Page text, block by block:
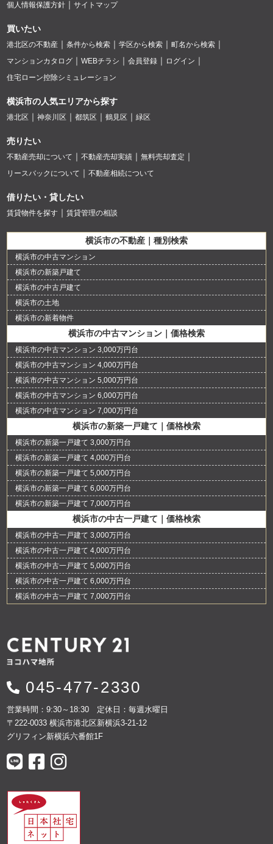
個人情報保護方針
サイトマップ
買いたい
港北区の不動産 条件から検索 学区から検索
町名から検索
マンションカタログ
WEBチラシ 会員登録
ログイン
住宅ローン控除シミュレーション
横浜市の人気エリアから探す
港北区 神奈川区 都筑区 鶴見区 緑区
売りたい
不動産売却について 不動産売却実績
無料売却査定
リースバックについて
不動産相続について
借りたい・貸したい
賃貸物件を探す 賃貸管理の相談
横浜市の不動産｜種別検索
横浜市の中古マンション
横浜市の新築戸建て
横浜市の中古戸建て
横浜市の土地
横浜市の新着物件
横浜市の中古マンション｜価格検索
横浜市の中古マンション 3,000万円台
横浜市の中古マンション 4,000万円台
横浜市の中古マンション 5,000万円台
横浜市の中古マンション 6,000万円台
横浜市の中古マンション 7,000万円台
横浜市の新築一戸建て｜価格検索
横浜市の新築一戸建て 3,000万円台
横浜市の新築一戸建て 4,000万円台
横浜市の新築一戸建て 5,000万円台
横浜市の新築一戸建て 6,000万円台
横浜市の新築一戸建て 7,000万円台
横浜市の中古一戸建て｜価格検索
横浜市の中古一戸建て 3,000万円台
横浜市の中古一戸建て 4,000万円台
横浜市の中古一戸建て 5,000万円台
横浜市の中古一戸建て 6,000万円台
横浜市の中古一戸建て 7,000万円台
045-477-2330
営業時間：9:30～18:30 定休日：毎週水曜日
〒222-0033 横浜市港北区新横浜3-21-12
グリフィン新横浜六番館1F